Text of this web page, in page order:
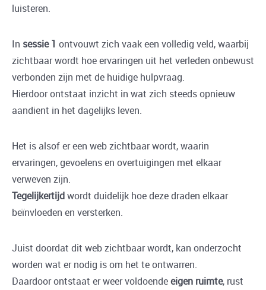
luisteren.
In sessie 1 ontvouwt zich vaak een volledig veld, waarbij
zichtbaar wordt hoe ervaringen uit het verleden onbewust
verbonden zijn met de huidige hulpvraag.
Hierdoor ontstaat inzicht in wat zich steeds opnieuw
aandient in het dagelijks leven.
Het is alsof er een web zichtbaar wordt, waarin
ervaringen, gevoelens en overtuigingen met elkaar
verweven zijn.
Tegelijkertijdwordt duidelijk hoe deze draden elkaar
beïnvloeden en versterken.
Juist doordat dit web zichtbaar wordt, kan onderzocht
worden wat er nodig is om het te ontwarren.
Daardoor ontstaat er weer voldoendeeigen ruimte, rust